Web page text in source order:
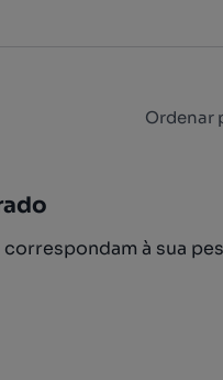
Ordenar
à sua